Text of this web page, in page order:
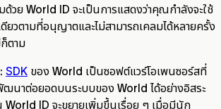
ด้วย World ID จะเป็นการแสดงว่าคุณกำลังจะใช้
ยวตามที่อนุญาตและไม่สามารถเคลมได้หลายครั้ง
ตาม
SDK ของ World เป็นซอฟต์แวร์โอเพนซอร์สที่
นาต่อยอดบนระบบของ World ได้อย่างอิสระ
World ID จะขยายเพิ่มขึ้นเรื่อย ๆ เมื่อมีนัก